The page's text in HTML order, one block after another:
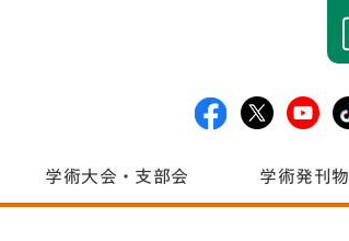
学術大会・支部会 学術発刊物